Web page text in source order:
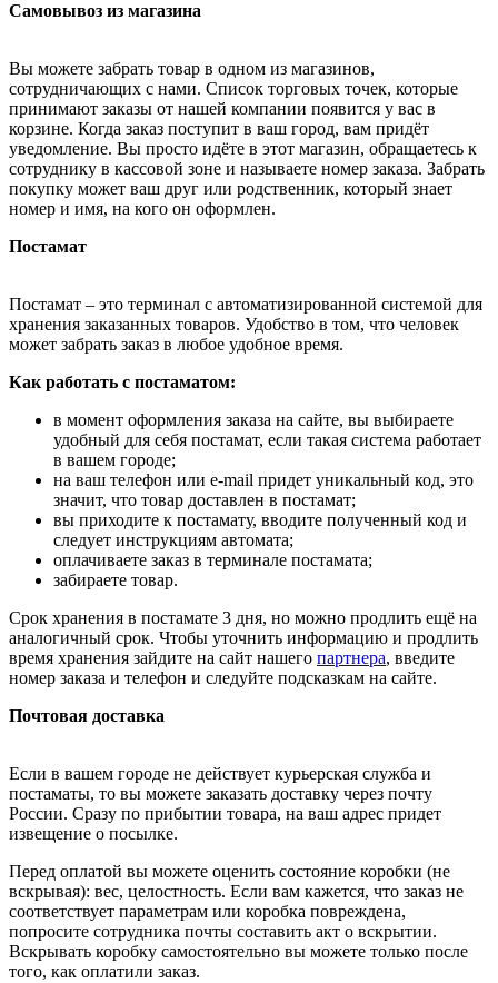
Самовывоз из магазина
Вы можете забрать товар в одном из магазинов,
сотрудничающих с нами. Список торговых точек, которые
принимают заказы от нашей компании появится у вас в
корзине. Когда заказ поступит в ваш город, вам придёт
уведомление. Вы просто идёте в этот магазин, обращаетесь к
сотруднику в кассовой зоне и называете номер заказа. Забрать
покупку может ваш друг или родственник, который знает
номер и имя, на кого он оформлен.
Постамат
Постамат – это терминал с автоматизированной системой для
хранения заказанных товаров. Удобство в том, что человек
может забрать заказ в любое удобное время.
Как работать с постаматом:
в момент оформления заказа на сайте, вы выбираете
удобный для себя постамат, если такая система работает
в вашем городе;
на ваш телефон или e-mail придет уникальный код, это
значит, что товар доставлен в постамат;
вы приходите к постамату, вводите полученный код и
следует инструкциям автомата;
оплачиваете заказ в терминале постамата;
забираете товар.
Срок хранения в постамате 3 дня, но можно продлить ещё на
аналогичный срок. Чтобы уточнить информацию и продлить
время хранения зайдите на сайт нашего партнера, введите
номер заказа и телефон и следуйте подсказкам на сайте.
Почтовая доставка
Если в вашем городе не действует курьерская служба и
постаматы, то вы можете заказать доставку через почту
России. Сразу по прибытии товара, на ваш адрес придет
извещение о посылке.
Перед оплатой вы можете оценить состояние коробки (не
вскрывая): вес, целостность. Если вам кажется, что заказ не
соответствует параметрам или коробка повреждена,
попросите сотрудника почты составить акт о вскрытии.
Вскрывать коробку самостоятельно вы можете только после
того, как оплатили заказ.